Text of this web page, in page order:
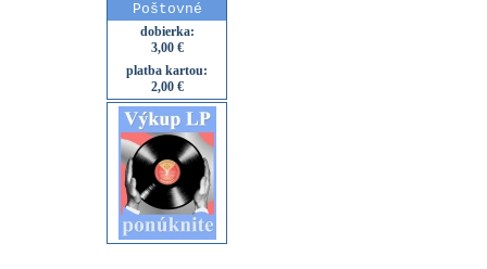
Poštovné
dobierka:
3,00 €
platba kartou:
2,00 €